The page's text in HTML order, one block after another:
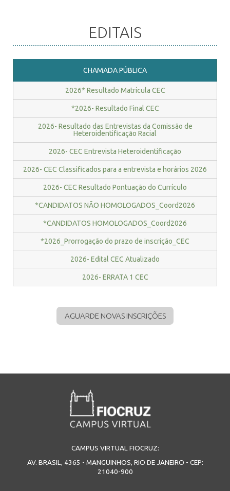
EDITAIS
CHAMADA PÚBLICA
2026* Resultado Matrícula CEC
*2026- Resultado Final CEC
2026- Resultado das Entrevistas da Comissão de
Heteroidentificação Racial
2026- CEC Entrevista Heteroidentificação
2026- CEC Classificados para a entrevista e horários 2026
2026- CEC Resultado Pontuação do Currículo
*CANDIDATOS NÃO HOMOLOGADOS_Coord2026
*CANDIDATOS HOMOLOGADOS_Coord2026
*2026_Prorrogação do prazo de inscrição_CEC
2026- Edital CEC Atualizado
2026- ERRATA 1 CEC
AGUARDE NOVAS INSCRIÇÕES
CAMPUS VIRTUAL FIOCRUZ:
AV. BRASIL, 4365 - MANGUINHOS, RIO DE JANEIRO - CEP:
21040-900